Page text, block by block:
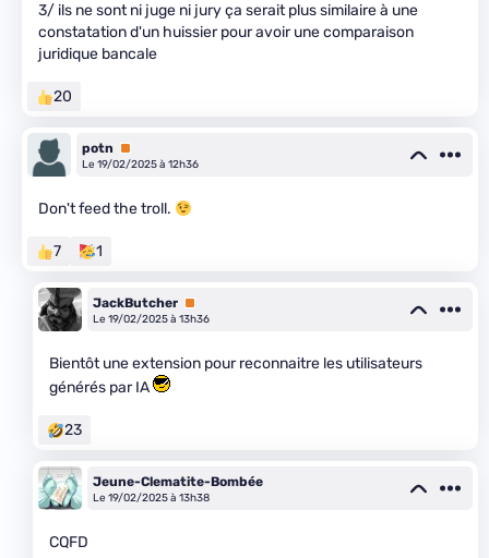
3/ ils ne sont ni juge ni jury ça serait plus similaire à une
constatation d'un huissier pour avoir une comparaison
juridique bancale
20
potn
Premium
Le 19/02/2025 à 12h36
Don't feed the troll.
7 1
JackButcher Premium
Le 19/02/2025 à 13h36
Bientôt une extension pour reconnaitre les utilisateurs
générés par IA
23
Jeune-Clematite-Bombée
Le 19/02/2025 à 13h38
CQFD